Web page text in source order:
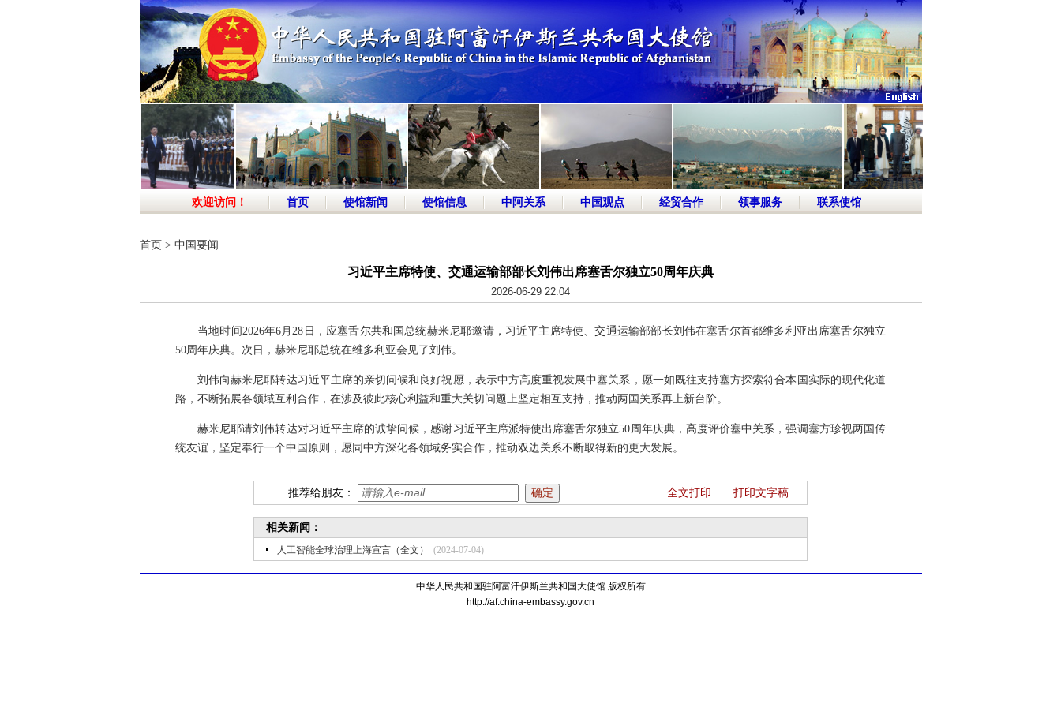
欢迎访问！ 首页 使馆新闻 使馆信息 中阿关系 中国观点 经贸合作 领事服务 联系使馆
首页 > 中国要闻
习近平主席特使、交通运输部部长刘伟出席塞舌尔独立50周年庆典
2026-06-29 22:04
当地时间2026年6月28日，应塞舌尔共和国总统赫米尼耶邀请，习近平主席特使、交通运输部部长刘伟在塞舌尔首都维多利亚出席塞舌尔独立
50周年庆典。次日，赫米尼耶总统在维多利亚会见了刘伟。
刘伟向赫米尼耶转达习近平主席的亲切问候和良好祝愿，表示中方高度重视发展中塞关系，愿一如既往支持塞方探索符合本国实际的现代化道
路，不断拓展各领域互利合作，在涉及彼此核心利益和重大关切问题上坚定相互支持，推动两国关系再上新台阶。
赫米尼耶请刘伟转达对习近平主席的诚挚问候，感谢习近平主席派特使出席塞舌尔独立50周年庆典，高度评价塞中关系，强调塞方珍视两国传
统友谊，坚定奉行一个中国原则，愿同中方深化各领域务实合作，推动双边关系不断取得新的更大发展。
推荐给朋友： 全文打印 打印文字稿
相关新闻：
人工智能全球治理上海宣言（全文） (2024-07-04)
中华人民共和国驻阿富汗伊斯兰共和国大使馆 版权所有
http://af.china-embassy.gov.cn